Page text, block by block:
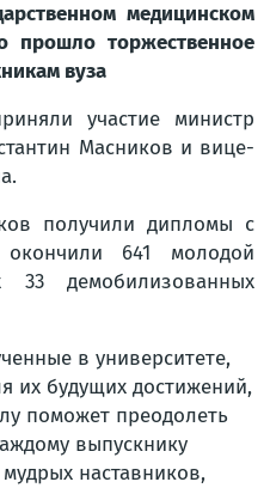
медицинском
прошло торжественное
вуза
участие министр
Масников и вице-
получили дипломы с
641 молодой
33 демобилизованных
в университете,
их будущих достижений,
поможет преодолеть
выпускнику
наставников,